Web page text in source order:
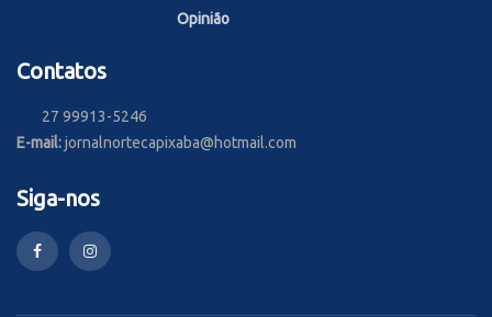
Opinião
Contatos
27 99913-5246
E-mail:jornalnortecapixaba@hotmail.com
Siga-nos